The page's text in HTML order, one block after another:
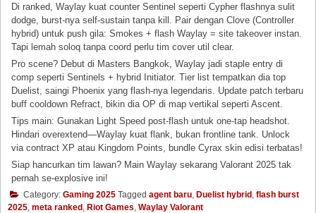
Di ranked, Waylay kuat counter Sentinel seperti Cypher flashnya sulit
dodge, burst-nya self-sustain tanpa kill. Pair dengan Clove (Controller
hybrid) untuk push gila: Smokes + flash Waylay = site takeover instan.
Tapi lemah soloq tanpa coord perlu tim cover util clear.
Pro scene? Debut di Masters Bangkok, Waylay jadi staple entry di
comp seperti Sentinels + hybrid Initiator. Tier list tempatkan dia top
Duelist, saingi Phoenix yang flash-nya legendaris. Update patch terbaru
buff cooldown Refract, bikin dia OP di map vertikal seperti Ascent.
Tips main: Gunakan Light Speed post-flash untuk one-tap headshot.
Hindari overextend—Waylay kuat flank, bukan frontline tank. Unlock
via contract XP atau Kingdom Points, bundle Cyrax skin edisi terbatas!
Siap hancurkan tim lawan? Main Waylay sekarang Valorant 2025 tak
pernah se-explosive ini!
Category: Gaming 2025 Tagged agent baru, Duelist hybrid , flash burst
2025, meta ranked , Riot Games, Waylay Valorant